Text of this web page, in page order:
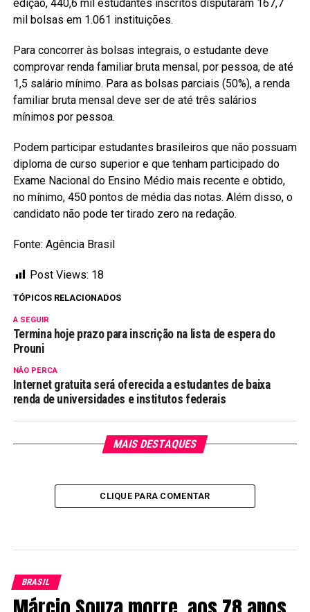
edição, 440,6 mil estudantes inscritos disputaram 167,7
mil bolsas em 1.061 instituições.
Para concorrer às bolsas integrais, o estudante deve
comprovar renda familiar bruta mensal, por pessoa, de até
1,5 salário mínimo. Para as bolsas parciais (50%), a renda
familiar bruta mensal deve ser de até três salários
mínimos por pessoa.
Podem participar estudantes brasileiros que não possuam
diploma de curso superior e que tenham participado do
Exame Nacional do Ensino Médio mais recente e obtido,
no mínimo, 450 pontos de média das notas. Além disso, o
candidato não pode ter tirado zero na redação.
Fonte: Agência Brasil
Post Views: 18
TÓPICOS RELACIONADOS
A SEGUIR
Termina hoje prazo para inscrição na lista de espera do
Prouni
NÃO PERCA
Internet gratuita será oferecida a estudantes de baixa
renda de universidades e institutos federais
MAIS DESTAQUES
CLIQUE PARA COMENTAR
BRASIL